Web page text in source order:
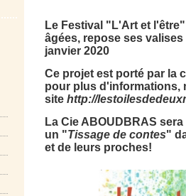
Le Festival "L'Art et
âgées, repose ses
janvier 2020
Ce projet est porté par la
pour plus d'informations,
site http://
La Cie ABOUDBRAS
un "Tissage de contes"
et de leurs proches!